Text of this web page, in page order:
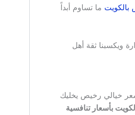
ما تساوم أبداً
ويكسبنا ثقة أهل
خيالي رخيص يخليك
بأسعار تنافسية